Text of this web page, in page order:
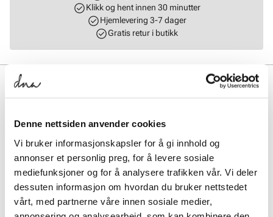
Denne nettsiden anvender cookies
Vi bruker informasjonskapsler for å gi innhold og
annonser et personlig preg, for å levere sosiale
mediefunksjoner og for å analysere trafikken vår. Vi deler
dessuten informasjon om hvordan du bruker nettstedet
vårt, med partnerne våre innen sosiale medier,
Klikk og hent innen 30 minutter
Hjemlevering 3-7 dager
Gratis retur i butikk
BESKRIVELSE
Group. Trendy modell med en myk og avrundet silhuett. Vesken har
et stort rom på innsiden med en praktisk glidelåslomme på siden.
Lukkes enkelt med en glidelås på toppen. Mål: L = 20 cm H = 14 cm
Art. nr.96263419
Lev. art. nr8351